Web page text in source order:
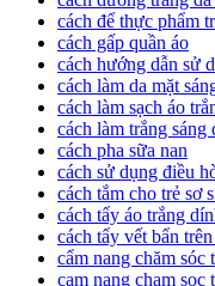
cách để thực phẩm
cách gấp quần áo
cách hướng dẫn sử
cách làm da mặt
cách làm sạch áo
cách làm trắng sáng
cách pha sữa nan
cách sử dụng điều
cách tắm cho trẻ sơ
cách tẩy áo trắng
cách tẩy vết bẩn
cẩm nang chăm sóc
cam nang cham soc